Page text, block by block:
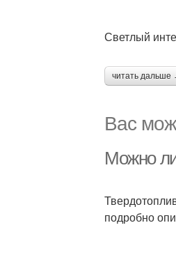
Светлый
читать дальше
Вас
Можно
подробно